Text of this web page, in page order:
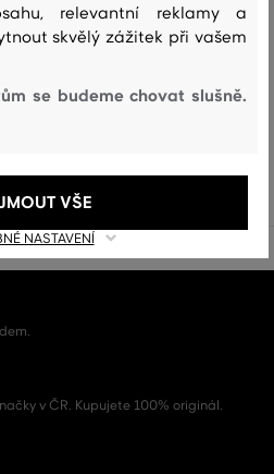
bundy a vesty (7)
v ČR. Kupujete 100% originál.
relevantní reklamy a
skvělý zážitek při vašem
se budeme chovat slušně.
NASTAVENÍ
VŠE